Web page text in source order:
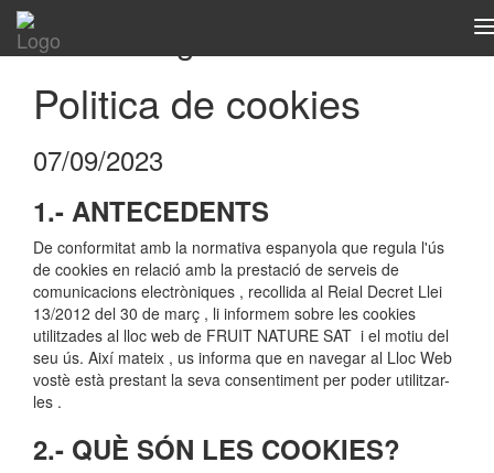
Textos-Legales
Politica de cookies
07/09/2023
1.- ANTECEDENTS
De conformitat amb la normativa espanyola que regula l'ús
de cookies en relació amb la prestació de serveis de
comunicacions electròniques , recollida al Reial Decret Llei
13/2012 del 30 de març , li informem sobre les cookies
utilitzades al lloc web de FRUIT NATURE SAT i el motiu del
seu ús. Així mateix , us informa que en navegar al Lloc Web
vostè està prestant la seva consentiment per poder utilitzar-
les .
2.- QUÈ SÓN LES COOKIES?